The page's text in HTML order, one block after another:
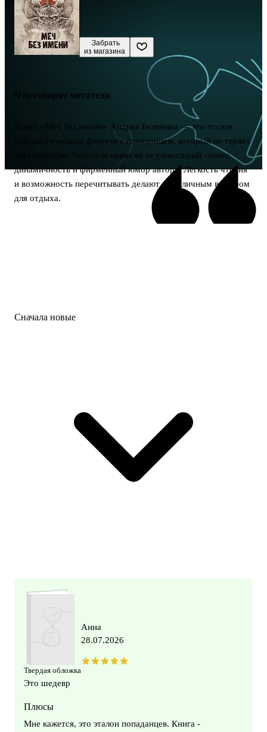
Забрать
из магазина
Что говорят читатели
Книга «Меч без имени» Андрея Белянина — это эталон
юмористического фэнтези с попаданцем, который не теряет
актуальности. Читатели ценят её за уникальный сюжет,
динамичность и фирменный юмор автора. Лёгкость чтения
и возможность перечитывать делают её отличным выбором
для отдыха.
Сначала новые
Твердая обложка
Анна
28.07.2026
Это шедевр
Плюсы
Мне кажется, это эталон попаданцев. Книга -